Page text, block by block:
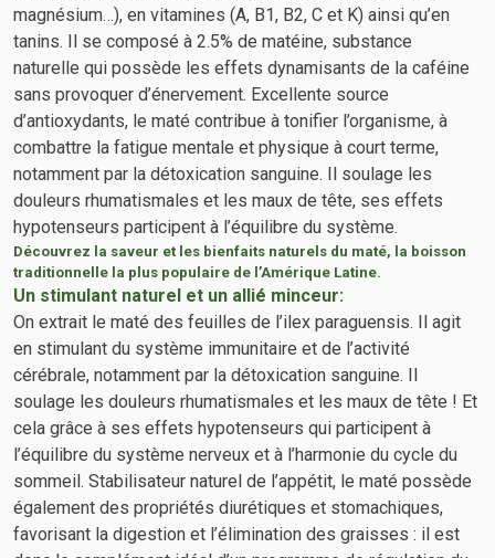
magnésium…), en vitamines (A, B1, B2, C et K) ainsi qu’en
tanins. Il se composé à 2.5% de matéine, substance
naturelle qui possède les effets dynamisants de la caféine
sans provoquer d’énervement. Excellente source
d’antioxydants, le maté contribue à tonifier l’organisme, à
combattre la fatigue mentale et physique à court terme,
notamment par la détoxication sanguine. Il soulage les
douleurs rhumatismales et les maux de tête, ses effets
hypotenseurs participent à l’équilibre du système.
Découvrez la saveur et les bienfaits naturels du maté, la boisson
traditionnelle la plus populaire de l’Amérique Latine.
Un stimulant naturel et un allié minceur:
On extrait le maté des feuilles de l’ilex paraguensis. Il agit
en stimulant du système immunitaire et de l’activité
cérébrale, notamment par la détoxication sanguine. Il
soulage les douleurs rhumatismales et les maux de tête ! Et
cela grâce à ses effets hypotenseurs qui participent à
l’équilibre du système nerveux et à l’harmonie du cycle du
sommeil. Stabilisateur naturel de l’appétit, le maté possède
également des propriétés diurétiques et stomachiques,
favorisant la digestion et l’élimination des graisses : il est